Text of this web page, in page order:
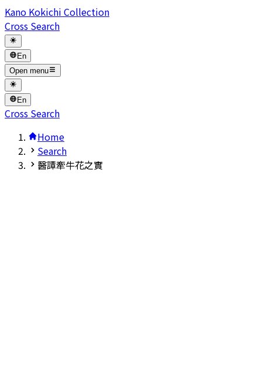
Kano Kokichi Collection
Cross Search
En
Open menu
En
Cross Search
Home
Search
醫譚牽牛花之實